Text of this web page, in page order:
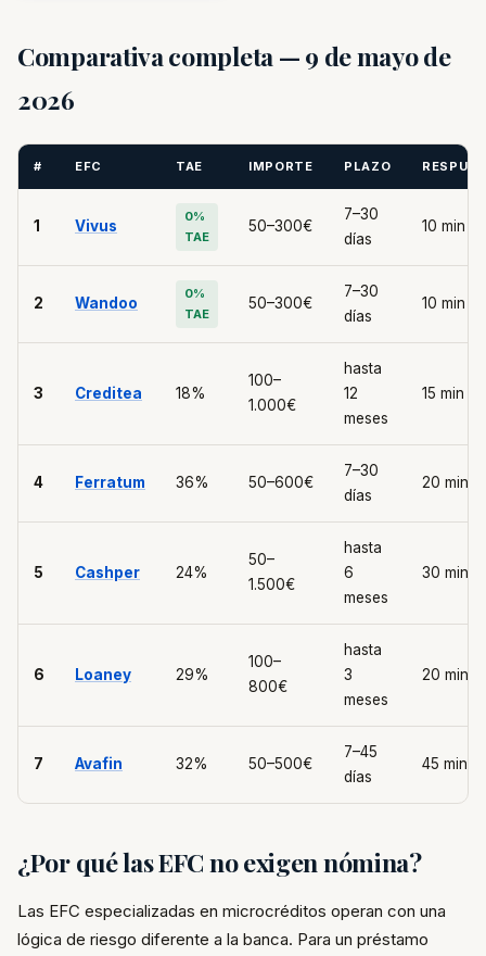
Comparativa completa — 9 de mayo de
2026
# EFC TAE IMPORTE PLAZO
1 Vivus
0%
TAE
50–300€
7–30
días
10 min
2 Wandoo
0%
TAE
50–300€
7–30
días
10 min
3 Creditea 18%
100–
1.000€
hasta
12
meses
15 min
4 Ferratum 36% 50–600€
7–30
días
20 min
5 Cashper 24%
50–
1.500€
hasta
6
meses
30 min
6 Loaney 29%
100–
800€
hasta
3
meses
20 min
7 Avafin 32% 50–500€
7–45
días
45 min
¿Por qué las EFC no exigen nómina?
Las EFC especializadas en microcréditos operan con una
lógica de riesgo diferente a la banca. Para un préstamo